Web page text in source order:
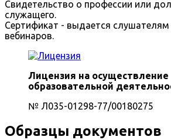
Свидетельство о профессии или
служащего.
Сертификат - выдается
вебинаров.
Лицензия на осуществление
образовательной
№ Л035-01298-77/00180275
Образцы документов